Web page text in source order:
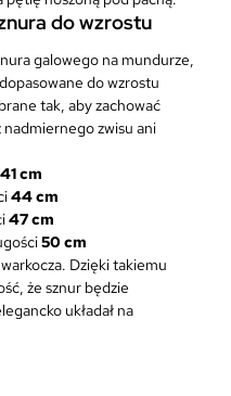
do wzrostu
galowego na mundurze,
do wzrostu
tak, aby zachować
zwisu ani
41 cm
44 cm
47 cm
50 cm
Dzięki takiemu
że sznur będzie
układał na